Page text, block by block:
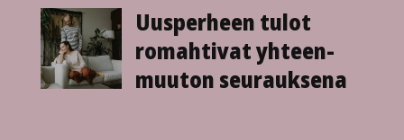
Uusperheen tulot
romahtivat yhteen­
muuton seurauksena